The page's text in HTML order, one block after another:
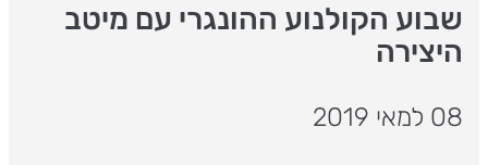
שבוע הקולנוע ההונגרי עם מיטב
היצירה
08 למאי 2019